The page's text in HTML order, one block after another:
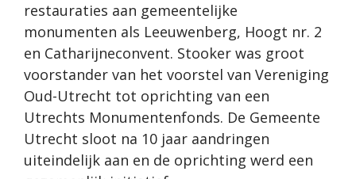
restauraties aan gemeentelijke
monumenten als Leeuwenberg, Hoogt nr. 2
en Catharijneconvent. Stooker was groot
voorstander van het voorstel van Vereniging
Oud-Utrecht tot oprichting van een
Utrechts Monumentenfonds. De Gemeente
Utrecht sloot na 10 jaar aandringen
uiteindelijk aan en de oprichting werd een